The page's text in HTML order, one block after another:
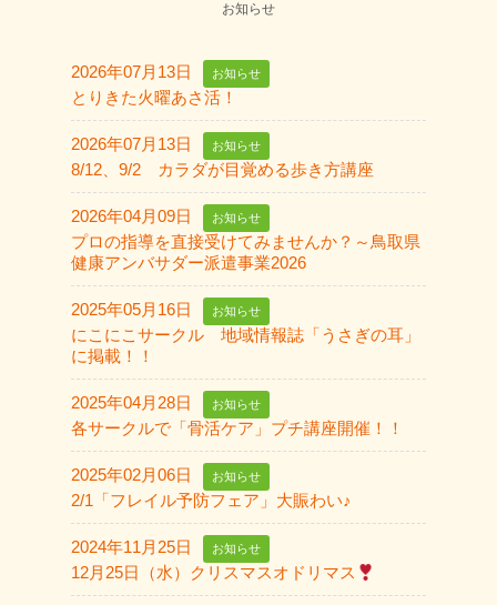
お知らせ
2026年07月13日 お知らせ
とりきた火曜あさ活！
2026年07月13日 お知らせ
8/12、9/2 カラダが目覚める歩き方講座
2026年04月09日 お知らせ
プロの指導を直接受けてみませんか？～鳥取県
健康アンバサダー派遣事業2026
2025年05月16日 お知らせ
にこにこサークル 地域情報誌「うさぎの耳」
に掲載！！
2025年04月28日 お知らせ
各サークルで「骨活ケア」プチ講座開催！！
2025年02月06日 お知らせ
2/1「フレイル予防フェア」大賑わい♪
2024年11月25日 お知らせ
12月25日（水）クリスマスオドリマス